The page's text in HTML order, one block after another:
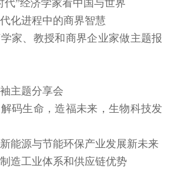
”经济学家看中国与世界
化进程中的商界智慧
学家、教授和商界企业家做主题报
主题分享会
解码生命，造福未来，生物科技发
新能源与节能环保产业发展新未来
制造工业体系和供应链优势